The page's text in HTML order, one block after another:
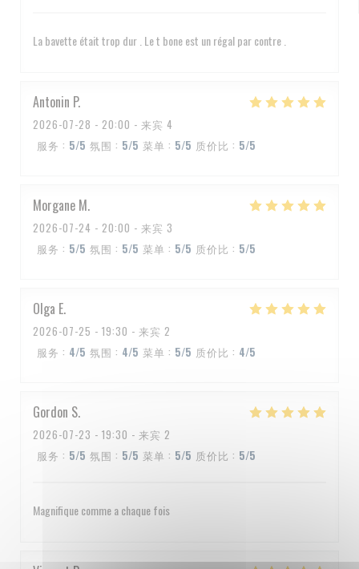
La bavette était trop dur . Le t bone est un régal par contre .
Antonin P
2026-07-28 - 20:00 - 来宾 4
服务 : 5/5 氛围 : 5/5 菜单 : 5/5 质价比 : 5/5
Morgane M
2026-07-24 - 20:00 - 来宾 3
服务 : 5/5 氛围 : 5/5 菜单 : 5/5 质价比 : 5/5
Olga E
2026-07-25 - 19:30 - 来宾 2
服务 : 4/5 氛围 : 4/5 菜单 : 5/5 质价比 : 4/5
Gordon S
2026-07-23 - 19:30 - 来宾 2
服务 : 5/5 氛围 : 5/5 菜单 : 5/5 质价比 : 5/5
Magnifique comme a chaque fois